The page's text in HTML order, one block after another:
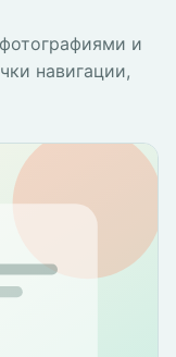
и
навигации,